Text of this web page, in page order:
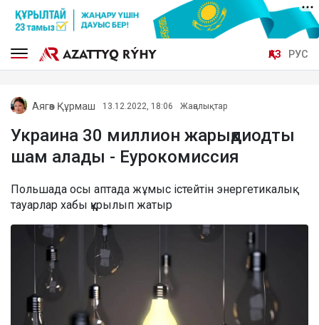
ҚАЗ РУС
Аягөз Құрмаш 13.12.2022, 18:06 Жаңалықтар
Украина 30 миллион жарықдиодты
шам алады - Еурокомиссия
Польшада осы аптада жұмыс істейтін энергетикалық
тауарлар хабы құрылып жатыр